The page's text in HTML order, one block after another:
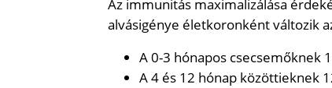
Az immunitás maximalizálása
alvásigénye életkoronként változik
A 0-3 hónapos csecsemőknek
A 4 és 12 hónap közöttieknek